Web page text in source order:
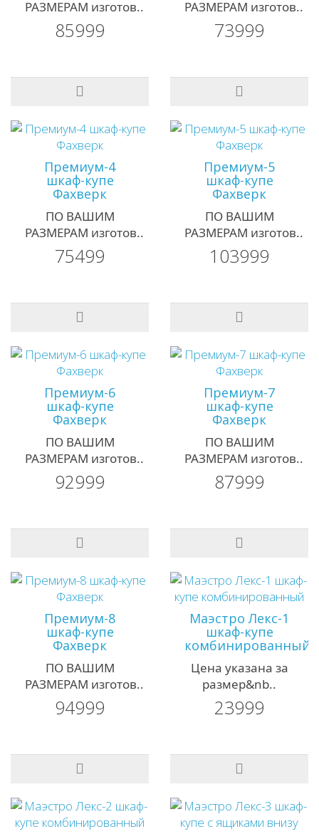
РАЗМЕРАМ изготов..
85999
РАЗМЕРАМ изготов..
73999
Премиум-4
шкаф-купе
Фахверк
ПО ВАШИМ
РАЗМЕРАМ изготов..
75499
Премиум-5
шкаф-купе
Фахверк
ПО ВАШИМ
РАЗМЕРАМ изготов..
103999
Премиум-6
шкаф-купе
Фахверк
ПО ВАШИМ
РАЗМЕРАМ изготов..
92999
Премиум-7
шкаф-купе
Фахверк
ПО ВАШИМ
РАЗМЕРАМ изготов..
87999
Премиум-8
шкаф-купе
Фахверк
ПО ВАШИМ
РАЗМЕРАМ изготов..
94999
Маэстро Лекс-1
шкаф-купе
комбинированный
Цена указана за
размер&nb..
23999